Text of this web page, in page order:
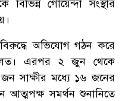
গোয়েন্দা সংস্থার
অভিযোগ গঠন করে
এরপর ২ জুন থেকে
সাক্ষীর মধ্যে ১৬ জনের
আত্মপক্ষ সমর্থন শুনানিতে